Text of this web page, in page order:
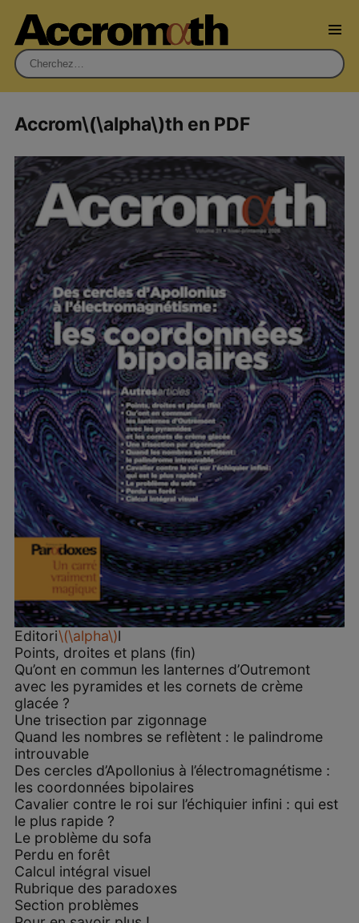
Rechercher :
Accrom\(\alpha\)th en PDF
Editori\(\alpha\)l
Points, droites et plans (fin)
Qu’ont en commun les lanternes d’Outremont
avec les pyramides et les cornets de crème
glacée ?
Une trisection par zigonnage
Quand les nombres se reflètent : le palindrome
introuvable
Des cercles d’Apollonius à l’électromagnétisme :
les coordonnées bipolaires
Cavalier contre le roi sur l’échiquier infini : qui est
le plus rapide ?
Le problème du sofa
Perdu en forêt
Calcul intégral visuel
Rubrique des paradoxes
Section problèmes